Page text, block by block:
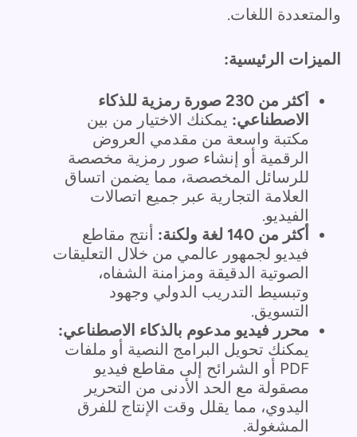
والمتعددة اللغات.
الميزات الرئيسية:
أكثر من 230 صورة رمزية للذكاء
الاصطناعي: يمكنك الاختيار من بين
مكتبة واسعة من مقدمي العروض
الرقمية أو إنشاء صور رمزية مخصصة
للرسائل المخصصة، مما يضمن اتساق
العلامة التجارية عبر جميع اتصالات
الفيديو.
أكثر من 140 لغة ولكنة:
أنتج مقاطع
فيديو لجمهور عالمي من خلال التعليقات
الصوتية الدقيقة ومزامنة الشفاه،
وتبسيط التدريب الدولي وجهود
التسويق.
محرر فيديو مدعوم بالذكاء الاصطناعي:
يمكنك تحويل البرامج النصية أو ملفات
PDF أو الشرائح إلى مقاطع فيديو
مصقولة مع الحد الأدنى من التحرير
اليدوي، مما يقلل وقت الإنتاج للفرق
المشغولة.